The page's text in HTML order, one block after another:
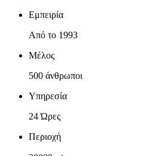
Εμπειρία
Από το 1993
Μέλος
500 άνθρωποι
Υπηρεσία
24 Ώρες
Περιοχή